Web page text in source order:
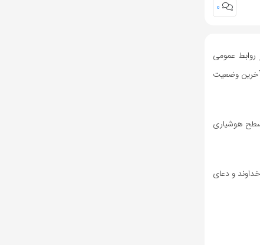
0
روابط عمومی
آخرین وضعیت
سطح هوشیاری
و دعای